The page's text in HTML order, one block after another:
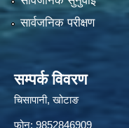
सार्वजनिक परीक्षण
सम्पर्क विवरण
चिसापानी, खोटाङ
फोन: 9852846909